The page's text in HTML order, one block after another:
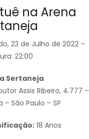
na Arena
23 de Julho de 2022 –
22:00
Sertaneja
Assis Ribeiro, 4.777 –
– São Paulo – SP
18 Anos